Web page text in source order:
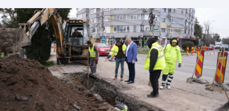
auto sunt rugați să circule cu atenție sporită și să respecte
semnalizarea temporară instituită.